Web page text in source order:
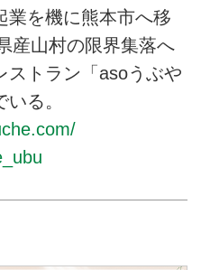
業を機に熊本市へ移
産山村の限界集落へ
ストラン「asoうぶや
る。